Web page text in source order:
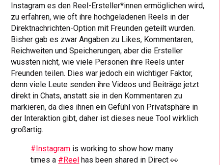
Instagram es den Reel-Ersteller*innen ermöglichen wird,
zu erfahren, wie oft ihre hochgeladenen Reels in der
Direktnachrichten-Option mit Freunden geteilt wurden.
Bisher gab es zwar Angaben zu Likes, Kommentaren,
Reichweiten und Speicherungen, aber die Ersteller
wussten nicht, wie viele Personen ihre Reels unter
Freunden teilen. Dies war jedoch ein wichtiger Faktor,
denn viele Leute senden ihre Videos und Beiträge jetzt
direkt in Chats, anstatt sie in den Kommentaren zu
markieren, da dies ihnen ein Gefühl von Privatsphäre in
der Interaktion gibt, daher ist dieses neue Tool wirklich
großartig.
#Instagram is working to show how many
times a #Reel has been shared in Direct 👀